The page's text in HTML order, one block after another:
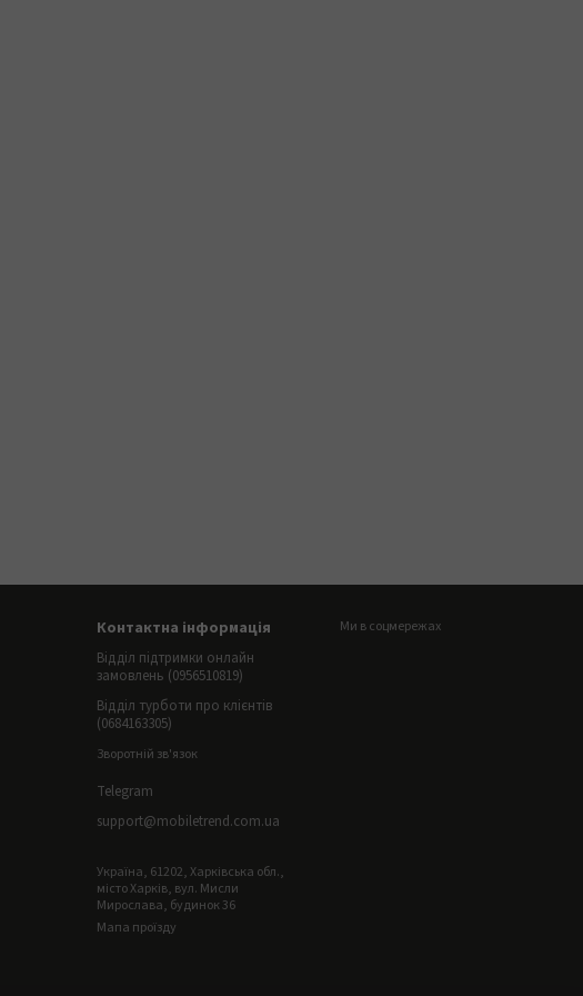
Контактна інформація
Відділ підтримки онлайн
замовлень (0956510819)
Відділ турботи про клієнтів
(0684163305)
Зворотній зв'язок
Telegram
support@mobiletrend.com.ua
Україна, 61202, Харківська обл.,
місто Харків, вул. Мисли
Мирослава, будинок 36
Мапа проїзду
Ми в соцмережах